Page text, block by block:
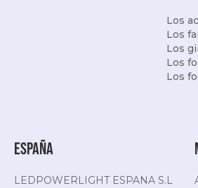
Los
Los
Los
Los
Los
España
LEDPOWERLIGHT ESPANA S.L